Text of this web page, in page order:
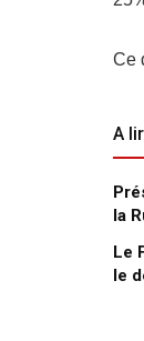
Ce
A
la
Le
le